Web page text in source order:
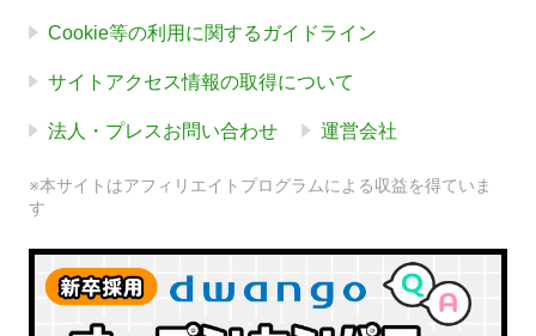
Cookie等の利用に関するガイドライン
サイトアクセス情報の取得について
法人・プレスお問い合わせ 運営会社
※本サイトはアフィリエイトプログラムによる収益を得ていま
す